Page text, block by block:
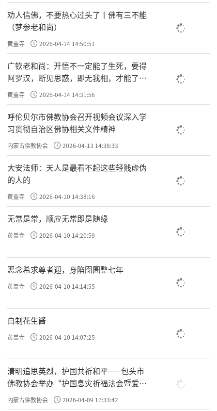
劝人信佛，不要热心过头了丨佛有三不能
（梦参老和尚）
黄盖寺 2026-04-14 14:50:51
广钦老和尚：开悟不一定能了生死，要得
阿罗汉，断见思惑，即无我相，才能了生
死
黄盖寺 2026-04-14 14:31:56
呼伦贝尔市佛教协会召开视频会议深入学
习贯彻自治区佛协相关文件精神
内蒙古佛教协会 2026-04-13 14:38:33
大安法师：天人是最看不起这些轻贱虚伪
的人的
黄盖寺 2026-04-10 14:38:16
无常是常，顺应无常即是随缘
黄盖寺 2026-04-10 14:20:59
恶念希求尊者迎，身陷囹圄整七年
黄盖寺 2026-04-10 14:14:55
自制花生酱
黄盖寺 2026-04-10 14:07:25
清明追思英烈，护国共祈和平——包头市
佛教协会举办“护国息灾祈福法会暨爱国
主义电影观影活动”
内蒙古佛教协会 2026-04-09 17:33:42